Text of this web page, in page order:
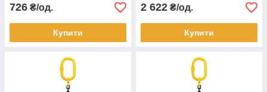
726 ₴/од.
Купити
2 622 ₴/од.
Купити